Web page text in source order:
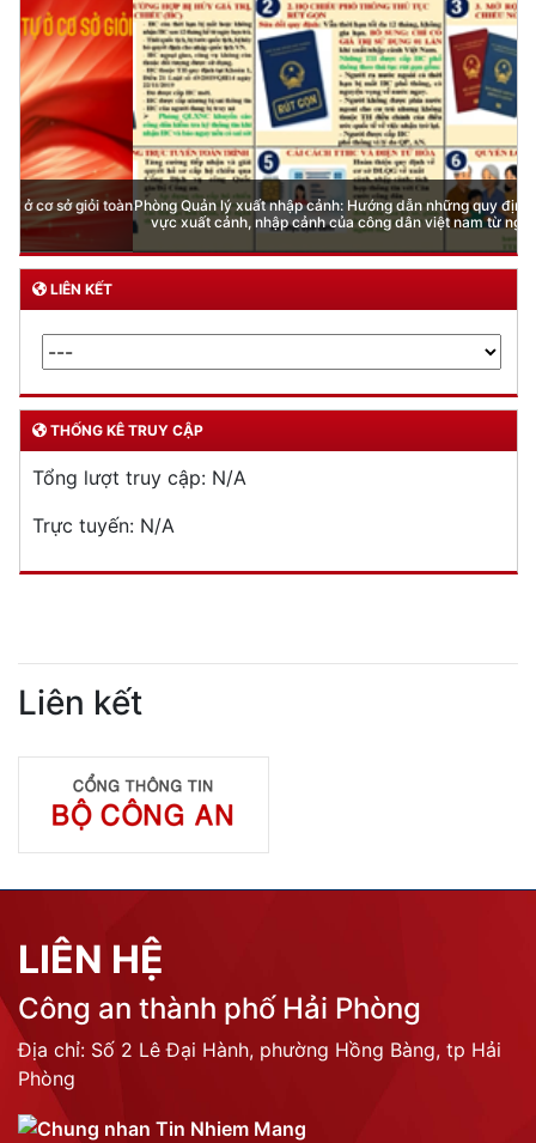
Phòng Quản lý xuất nhập cảnh: Hướng dẫn những quy định mới trong lĩnh
vực xuất cảnh, nhập cảnh của công dân việt nam từ ngày 01/7/2026
LIÊN KẾT
THỐNG KÊ TRUY CẬP
Tổng lượt truy cập: N/A
Trực tuyến: N/A
Liên kết
LIÊN HỆ
Công an thành phố Hải Phòng
Địa chỉ: Số 2 Lê Đại Hành, phường Hồng Bàng, tp Hải
Phòng